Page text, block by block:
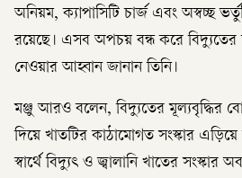
অনিয়ম, ক্যাপাসিটি চার্জ এবং অস্বচ্ছ
রয়েছে। এসব অপচয় বন্ধ করে
নেওয়ার আহ্বান জানান তিনি।
মঞ্জু আরও বলেন, বিদ্যুতের মূল্যবৃদ্ধির
দিয়ে খাতটির কাঠামোগত সংস্কার
স্বার্থে বিদ্যুৎ ও জ্বালানি খাতের